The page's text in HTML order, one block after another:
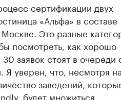
сертификации двух
«Альфа» в составе
Это разные
посмотреть, как хорошо
заявок стоят в очереди
Я уверен, что, несмотря на
заведений,
будет множиться